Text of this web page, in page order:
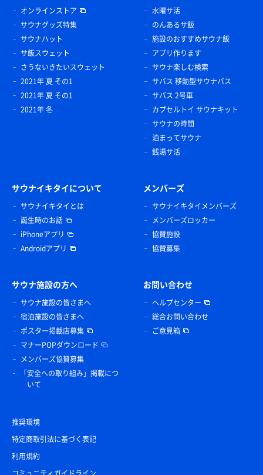
オンラインストア
サウナグッズ特集
サウナハット
サ飯スウェット
さうないきたいスウェット
2021年 夏 その1
2021年 夏 その1
2021年 冬
水曜サ活
のんあるサ飯
施設のおすすめサウナ飯
アプリ作ります
サウナ楽しむ検索
サバス 移動型サウナバス
サバス 2号車
カプセルトイ サウナキット
サウナの時間
泊まってサウナ
銭湯サ活
サウナイキタイについて
サウナイキタイとは
誕生時のお話
iPhoneアプリ
Androidアプリ
メンバーズ
サウナイキタイメンバーズ
メンバーズロッカー
協賛施設
協賛募集
サウナ施設の方へ
サウナ施設の皆さまへ
宿泊施設の皆さまへ
ポスター掲載店募集
マナーPOPダウンロード
メンバーズ協賛募集
「安全への取り組み」掲載につ
いて
お問い合わせ
ヘルプセンター
総合お問い合わせ
ご意見箱
推奨環境
特定商取引法に基づく表記
利用規約